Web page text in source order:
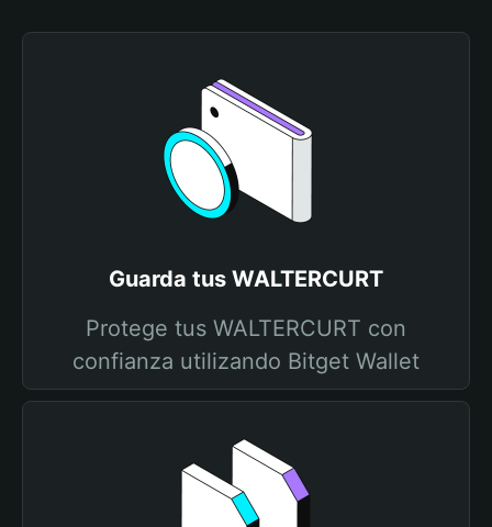
Guarda tus WALTERCURT
Protege tus WALTERCURT con
confianza utilizando Bitget Wallet